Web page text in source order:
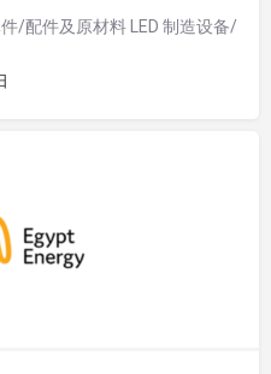
件/配件及原材料 LED 制造设备/